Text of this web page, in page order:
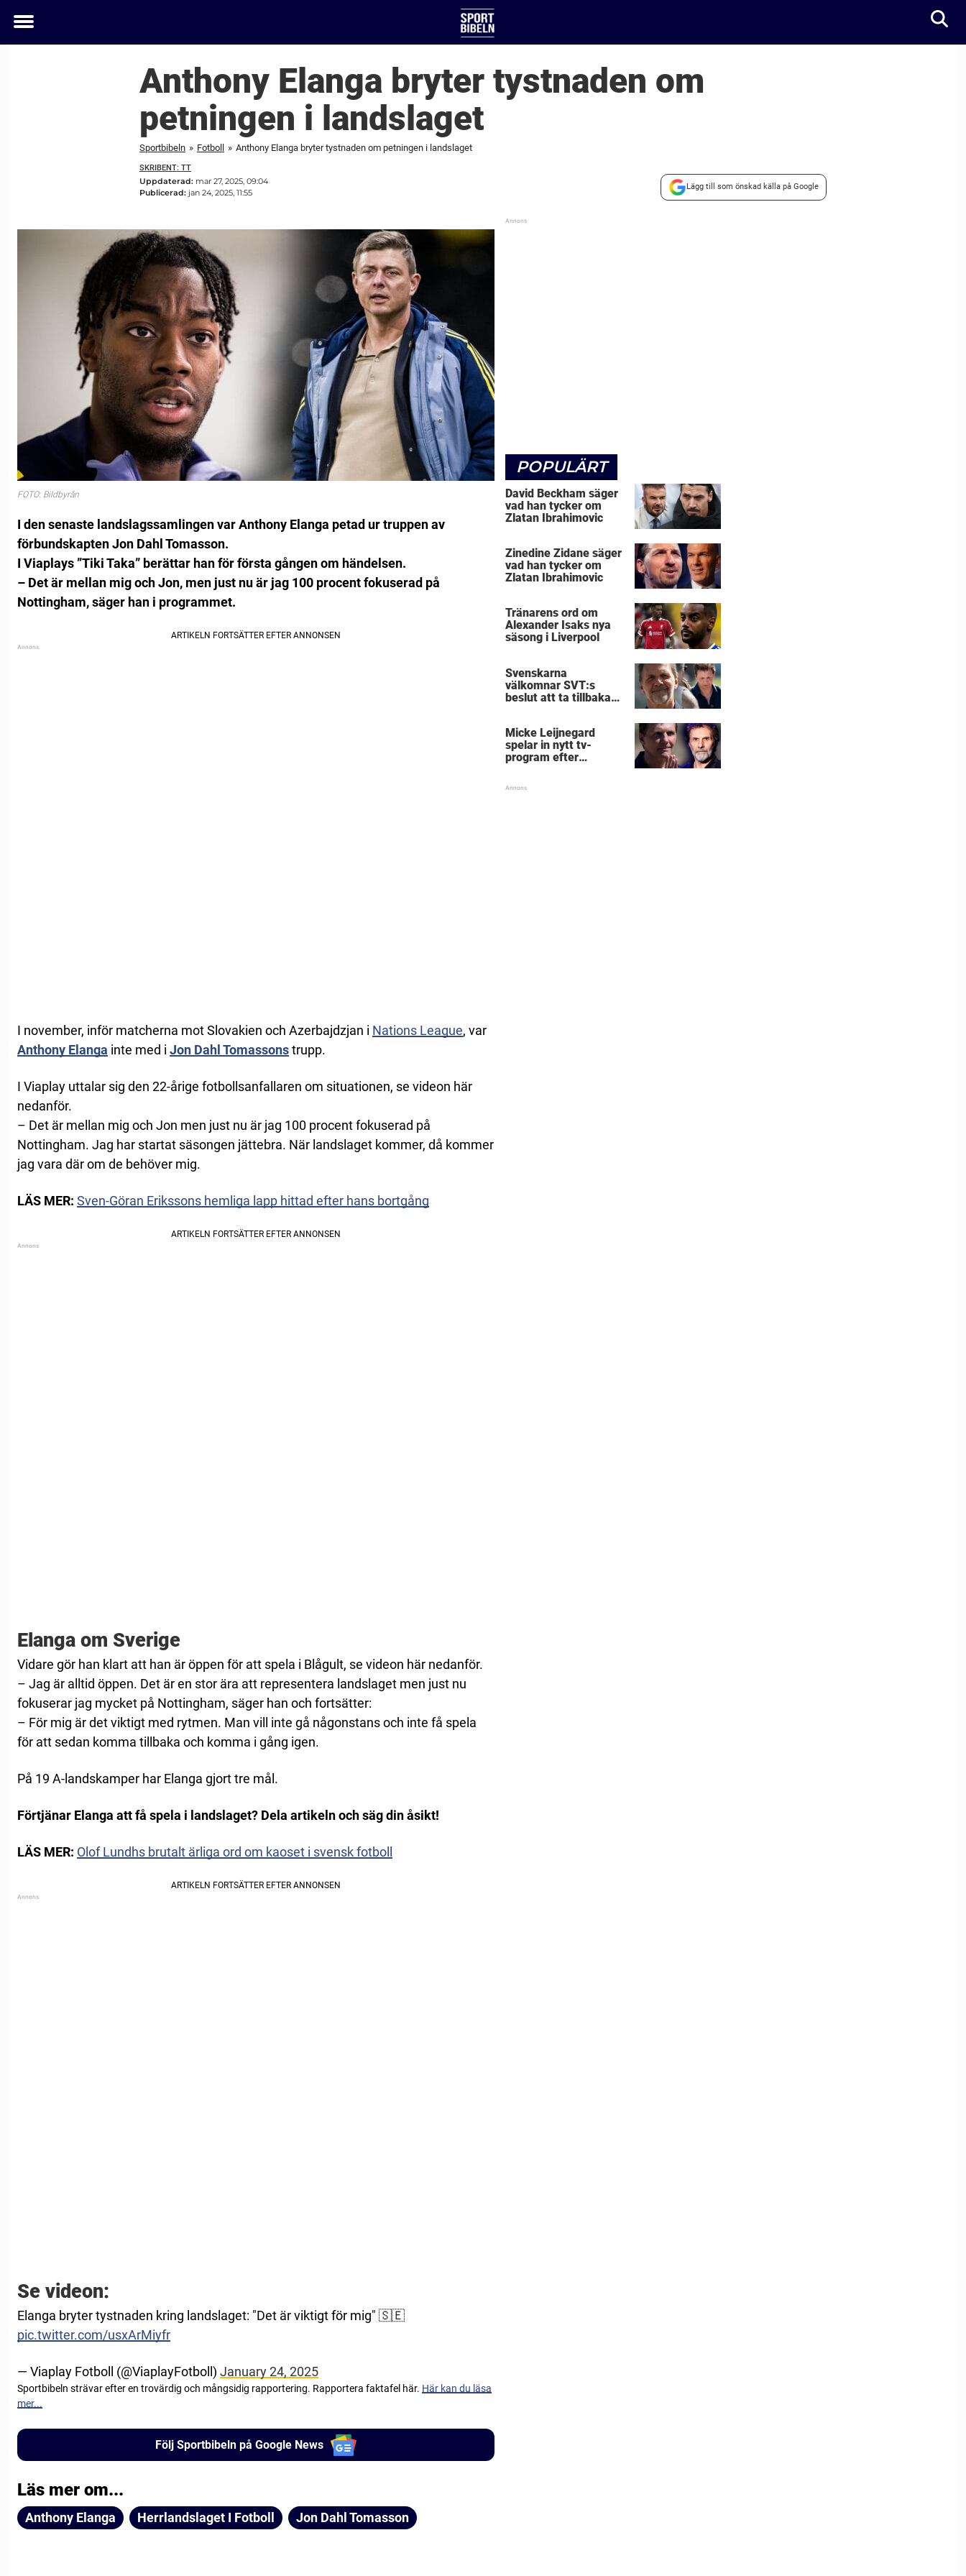
Toggle
Anthony Elanga bryter tystnaden om
petningen i landslaget
Sportbibeln » Fotboll » Anthony Elanga bryter tystnaden om petningen i landslaget
SKRIBENT: TT
Uppdaterad: mar 27, 2025, 09:04
Publicerad: jan 24, 2025, 11:55
Lägg till som önskad källa på Google
FOTO: Bildbyrån
I den senaste landslagssamlingen var Anthony Elanga petad ur truppen av
förbundskapten Jon Dahl Tomasson.
I Viaplays ”Tiki Taka” berättar han för första gången om händelsen.
– Det är mellan mig och Jon, men just nu är jag 100 procent fokuserad på
Nottingham, säger han i programmet.
I november, inför matcherna mot Slovakien och Azerbajdzjan i Nations League, var
Anthony Elanga inte med i Jon Dahl Tomassonstrupp.
I Viaplay uttalar sig den 22-årige fotbollsanfallaren om situationen, se videon här
nedanför.
– Det är mellan mig och Jon men just nu är jag 100 procent fokuserad på
Nottingham. Jag har startat säsongen jättebra. När landslaget kommer, då kommer
jag vara där om de behöver mig.
LÄS MER: Sven-Göran Erikssons hemliga lapp hittad efter hans bortgång
Elanga om Sverige
Vidare gör han klart att han är öppen för att spela i Blågult, se videon här nedanför.
– Jag är alltid öppen. Det är en stor ära att representera landslaget men just nu
fokuserar jag mycket på Nottingham, säger han och fortsätter:
– För mig är det viktigt med rytmen. Man vill inte gå någonstans och inte få spela
för att sedan komma tillbaka och komma i gång igen.
På 19 A-landskamper har Elanga gjort tre mål.
Förtjänar Elanga att få spela i landslaget? Dela artikeln och säg din åsikt!
LÄS MER: Olof Lundhs brutalt ärliga ord om kaoset i svensk fotboll
Se videon:
Elanga bryter tystnaden kring landslaget: "Det är viktigt för mig" 🇸🇪
pic.twitter.com/usxArMiyfr
— Viaplay Fotboll (@ViaplayFotboll) January 24, 2025
Sportbibeln strävar efter en trovärdig och mångsidig rapportering. Rapportera faktafel här. Här kan du läsa
mer...
Följ Sportbibeln på Google News
POPULÄRT
David Beckham säger
vad han tycker om
Zlatan Ibrahimovic
Zinedine Zidane säger
vad han tycker om
Zlatan Ibrahimovic
Tränarens ord om
Alexander Isaks nya
säsong i Liverpool
Svenskarna
välkomnar SVT:s
beslut att ta tillbaka
Micke Leijnegard
spelar in nytt tv-
program efter
Läs mer om...
Anthony Elanga Herrlandslaget I Fotboll Jon Dahl Tomasson